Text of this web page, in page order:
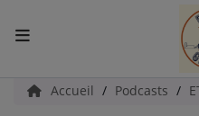
ACCUEIL
Accueil Podcasts